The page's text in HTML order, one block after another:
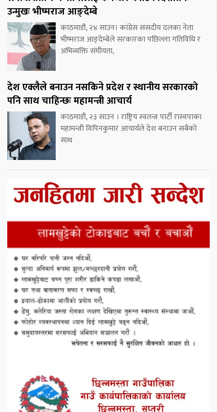
उन्मुखः भीष्मराज आङ्देम्बे
काठमाडौं, २४ साउन। कांग्रेस संसदीय दलका नेता
भीष्मराज आङ्देम्बेले सरकारका पछिल्ला गतिविधि र
अभिव्यक्ति संघीयता,
देश एक्लैले बनाउन नसकिने प्रदेश र स्थानीय सरकारको
पनि साथ चाहिन्छः महामन्त्री आचार्य
काठमाडौं, २३ साउन । राष्ट्रिय स्वतन्त्र पार्टी रास्वपाका
महामन्त्री विपिनकुमार आचार्यले देश बनाउन सबैको
साथ